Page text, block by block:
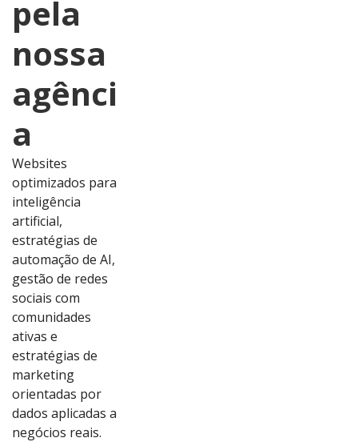
pela
nossa
agênci
a
Websites
optimizados para
inteligência
artificial,
estratégias de
automação de AI,
gestão de redes
sociais com
comunidades
ativas e
estratégias de
marketing
orientadas por
dados aplicadas a
negócios reais.